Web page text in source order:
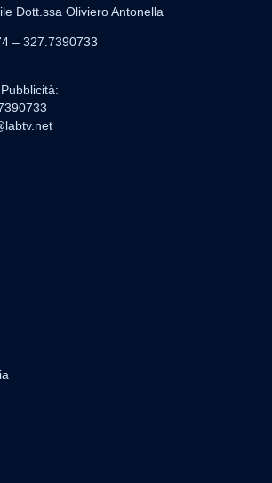
Dott.ssa Oliviero Antonella
– 327.7390733